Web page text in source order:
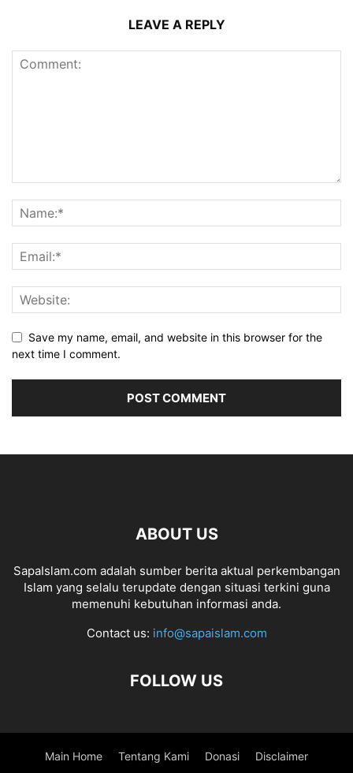
LEAVE A REPLY
Save my name, email, and website in this browser for the
next time I comment.
ABOUT US
SapaIslam.com adalah sumber berita aktual perkembangan
Islam yang selalu terupdate dengan situasi terkini guna
memenuhi kebutuhan informasi anda.
Contact us: info@sapaislam.com
FOLLOW US
Main Home Tentang Kami Donasi Disclaimer